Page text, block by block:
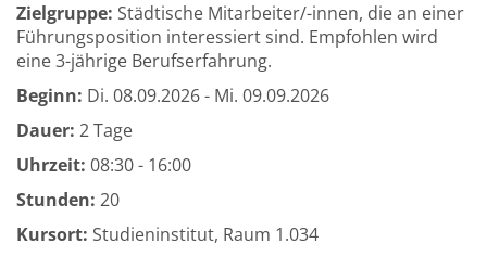
Zielgruppe: Städtische Mitarbeiter/-innen, die an einer
Führungsposition interessiert sind. Empfohlen wird
eine 3-jährige Berufserfahrung.
Beginn: Di. 08.09.2026 - Mi. 09.09.2026
Dauer: 2 Tage
Uhrzeit: 08:30 - 16:00
Stunden: 20
Kursort: Studieninstitut, Raum 1.034